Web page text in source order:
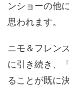
ンショーの他
思われます。
ニモ＆フレン
に引き続き、
ることが既に